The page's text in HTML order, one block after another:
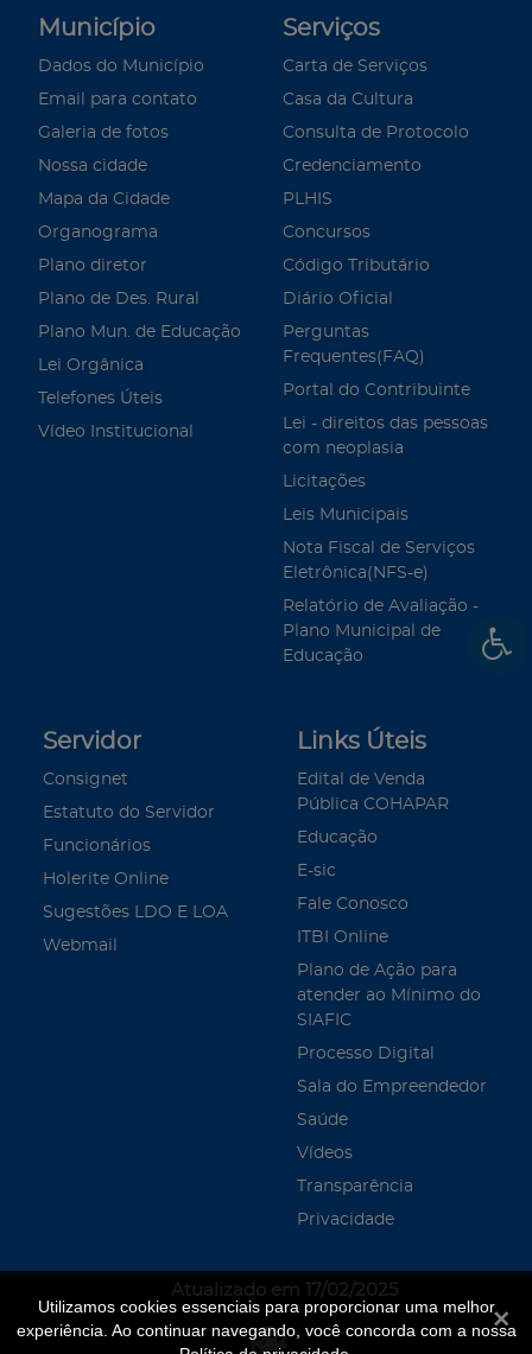
Utilizamos cookies essenciais para proporcionar uma melhor
experiência. Ao continuar navegando, você concorda com a nossa
Município
Dados do Município
Email para contato
Galeria de fotos
Nossa cidade
Mapa da Cidade
Organograma
Plano diretor
Plano de Des. Rural
Plano Mun. de Educação
Lei Orgânica
Telefones Úteis
Vídeo Institucional
Serviços
Carta de Serviços
Casa da Cultura
Consulta de Protocolo
Credenciamento
PLHIS
Concursos
Código Tributário
Diário Oficial
Perguntas
Frequentes(FAQ)
Portal do Contribuinte
Lei - direitos das pessoas
com neoplasia
Licitações
Leis Municipais
Nota Fiscal de Serviços
Eletrônica(NFS-e)
Relatório de Avaliação -
Plano Municipal de
Educação
Servidor
Consignet
Estatuto do Servidor
Funcionários
Holerite Online
Sugestões LDO E LOA
Webmail
Links Úteis
Edital de Venda
Pública COHAPAR
Educação
E-sic
Fale Conosco
ITBI Online
Plano de Ação para
atender ao Mínimo do
SIAFIC
Processo Digital
Sala do Empreendedor
Saúde
Vídeos
Transparência
Privacidade
Atualizado em 17/02/2025